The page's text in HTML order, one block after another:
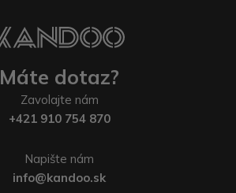
Máte dotaz?
Zavolajte nám
+421 910 754 870
Napište nám
info@kandoo.sk